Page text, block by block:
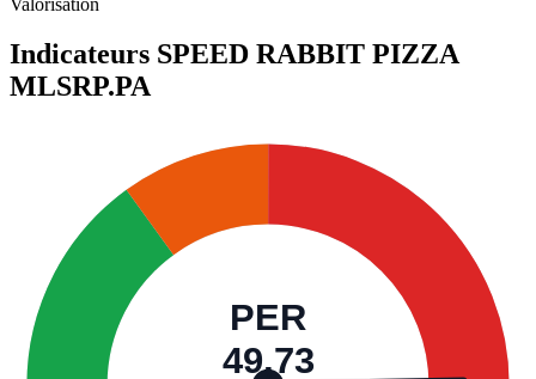
Indicateurs SPEED RABBIT PIZZA
MLSRP.PA
PER
49,73